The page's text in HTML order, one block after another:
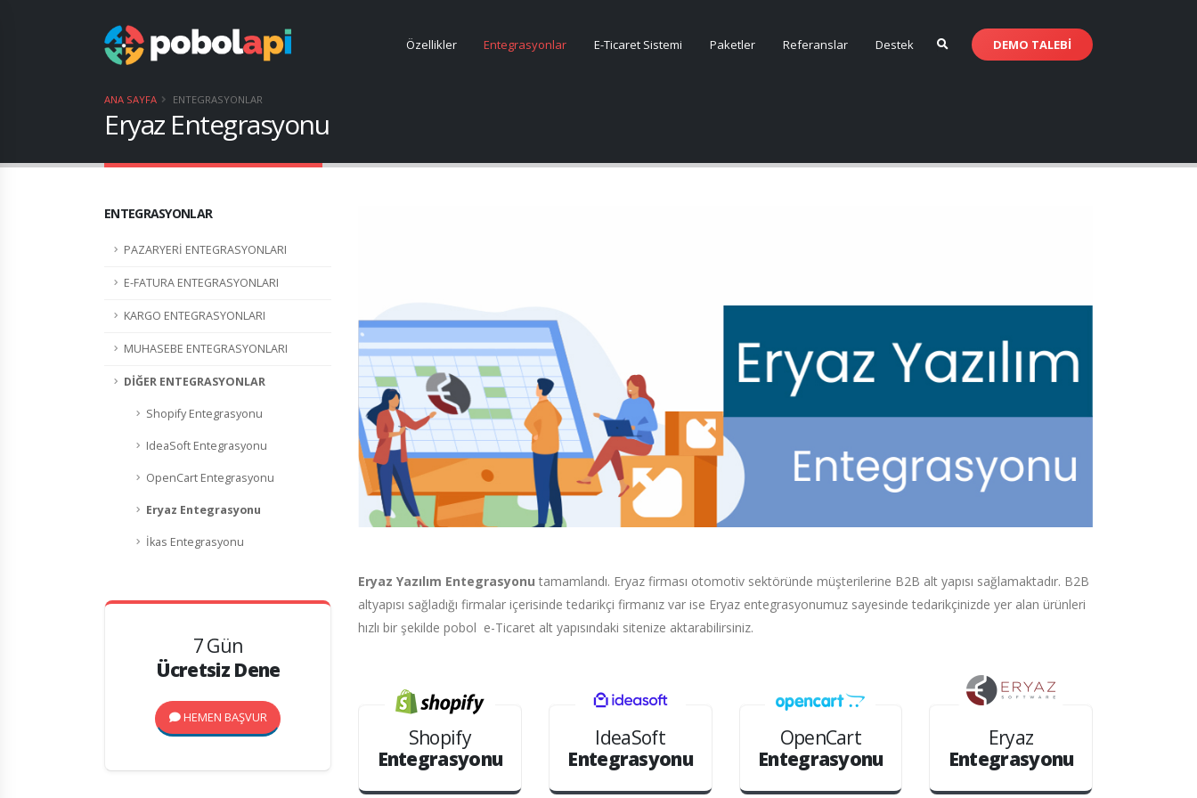
Özellikler Entegrasyonlar E-Ticaret Sistemi Paketler Referanslar Destek DEMO TALEBİ
ANA SAYFA ENTEGRASYONLAR
Eryaz Entegrasyonu
ENTEGRASYONLAR
PAZARYERİ ENTEGRASYONLARI
E-FATURA ENTEGRASYONLARI
KARGO ENTEGRASYONLARI
MUHASEBE ENTEGRASYONLARI
DİĞER ENTEGRASYONLAR
Shopify Entegrasyonu
IdeaSoft Entegrasyonu
OpenCart Entegrasyonu
Eryaz Entegrasyonu
İkas Entegrasyonu
7 Gün
Ücretsiz Dene
HEMEN BAŞVUR
Eryaz Yazılım Entegrasyonu tamamlandı. Eryaz firması otomotiv sektöründe müşterilerine B2B alt yapısı sağlamaktadır. B2B
altyapısı sağladığı firmalar içerisinde tedarikçi firmanız var ise Eryaz entegrasyonumuz sayesinde tedarikçinizde yer alan ürünleri
hızlı bir şekilde pobol e-Ticaret alt yapısındaki sitenize aktarabilirsiniz.
Shopify
Entegrasyonu
IdeaSoft
Entegrasyonu
OpenCart
Entegrasyonu
Eryaz
Entegrasyonu